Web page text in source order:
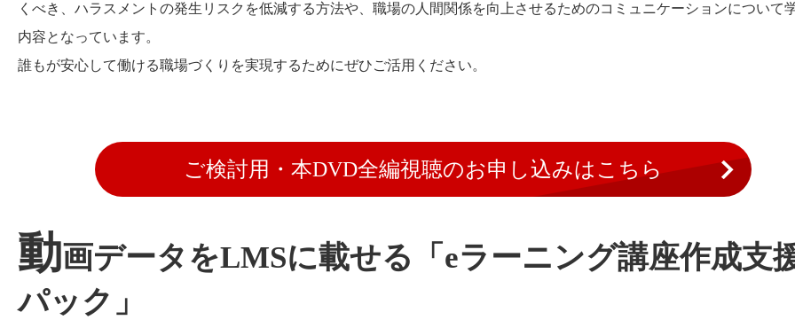
くべき、ハラスメントの発生リスクを低減する方法や、職場の人間関係を向上させるためのコミュニケーションについて
内容となっています。
誰もが安心して働ける職場づくりを実現するためにぜひご活用ください。
ご検討用・本DVD全編視聴のお申し込みはこちら
動画データをLMSに載せる「eラーニング講座作成支
パック」